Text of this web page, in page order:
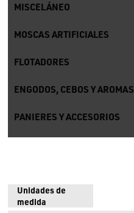
MISCELÁNEO
MOSCAS ARTIFICIALES
FLOTADORES
ENGODOS, CEBOS Y AROMAS
PANIERES Y ACCESORIOS
Unidades de
medida